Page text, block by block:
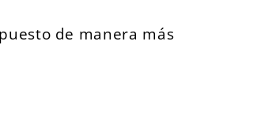
de manera más